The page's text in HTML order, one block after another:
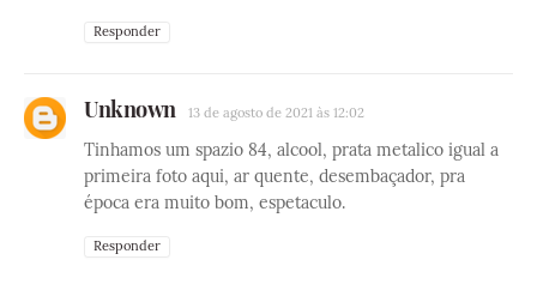
Responder
Unknown 13 de agosto de 2021 às 12:02
Tinhamos um spazio 84, alcool, prata metalico igual a
primeira foto aqui, ar quente, desembaçador, pra
época era muito bom, espetaculo.
Responder